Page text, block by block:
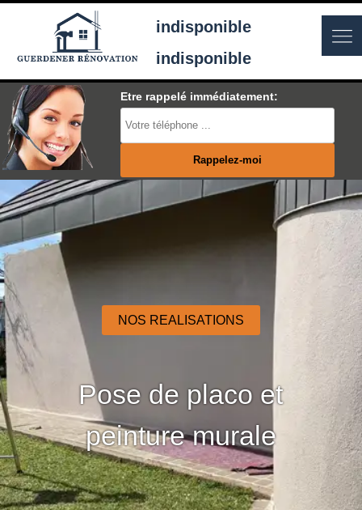
indisponible
indisponible
Etre rappelé immédiatement:
NOS REALISATIONS
Pose de placo et
peinture murale